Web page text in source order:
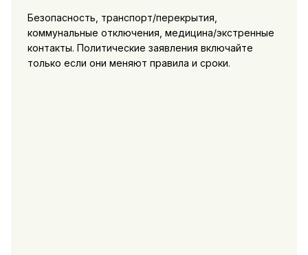
Безопасность, транспорт/перекрытия,
коммунальные отключения, медицина/экстренные
контакты. Политические заявления включайте
только если они меняют правила и сроки.